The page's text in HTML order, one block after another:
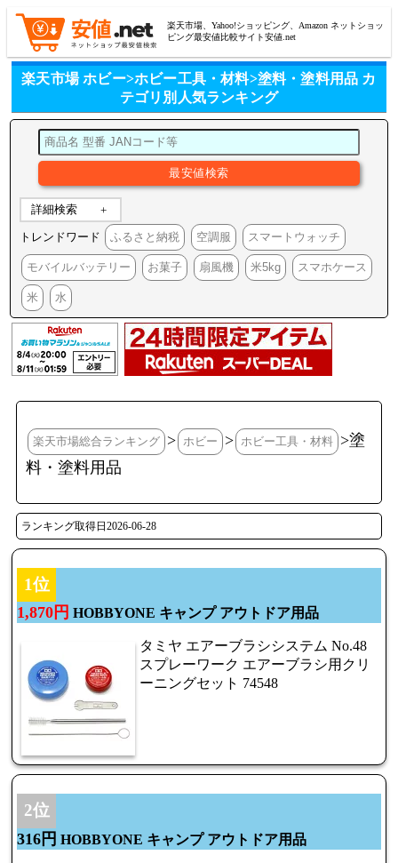
楽天市場、Yahoo!ショッピング、Amazon ネットショッ
ピング最安値比較サイト安値.net
楽天市場 ホビー>ホビー工具・材料>塗料・塗料用品 カ
テゴリ別人気ランキング
詳細検索
トレンドワード ふるさと納税 空調服 スマートウォッチ
モバイルバッテリー お菓子 扇風機 米5kg スマホケース
米 水
楽天市場総合ランキング > ホビー > ホビー工具・材料 >塗
料・塗料用品
ランキング取得日2026-06-28
1位
1,870円 HOBBYONE キャンプ アウトドア用品
タミヤ エアーブラシシステム No.48
スプレーワーク エアーブラシ用クリ
ーニングセット 74548
2位
316円 HOBBYONE キャンプ アウトドア用品